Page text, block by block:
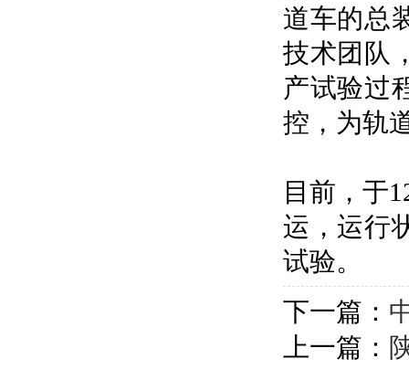
道车的总
技术团队
产试验过
控，为轨
目前，于
运，运行
试验。
下一篇：
上一篇：